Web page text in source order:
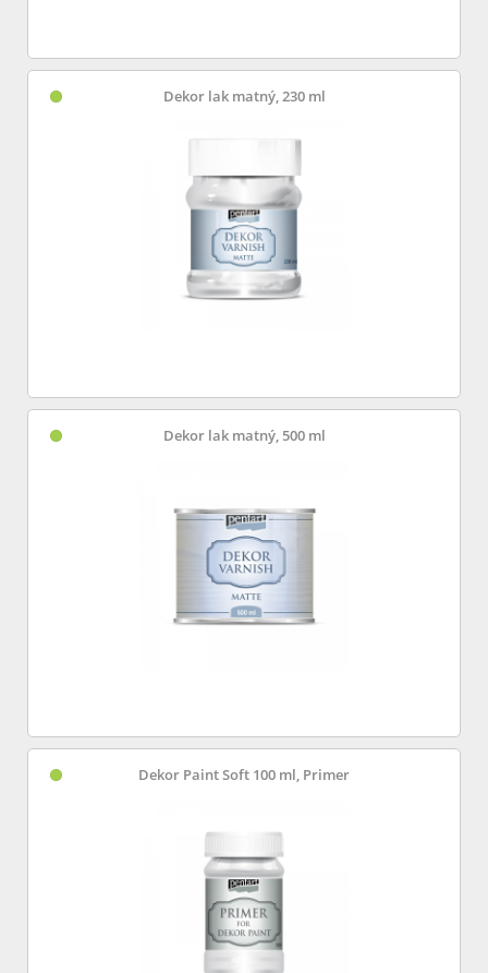
Dekor lak matný, 230 ml
Dekor lak matný, 500 ml
Dekor Paint Soft 100 ml, Primer